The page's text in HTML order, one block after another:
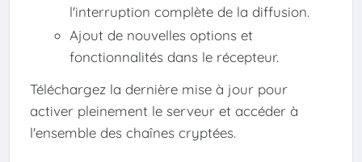
l'interruption complète de la diffusion.
Ajout de nouvelles options et
fonctionnalités dans le récepteur.
Téléchargez la dernière mise à jour pour
activer pleinement le serveur et accéder à
l'ensemble des chaînes cryptées.